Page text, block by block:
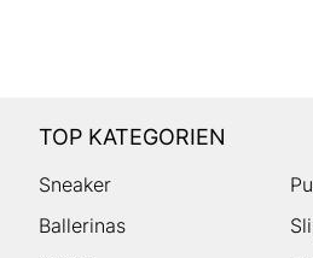
TOP KATEGORIEN
Sneaker
Ballerinas